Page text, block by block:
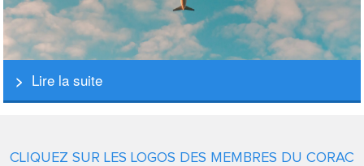
Lire la suite
CLIQUEZ SUR LES LOGOS DES MEMBRES DU CORAC